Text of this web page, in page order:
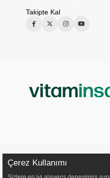
Takipte Kal
Web sitemizde sunulan
Çerez Kullanımı